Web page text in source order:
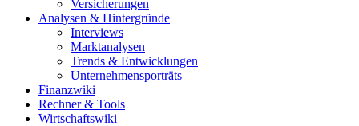
Versicherungen
Analysen & Hintergründe
Interviews
Marktanalysen
Trends & Entwicklungen
Unternehmensporträts
Finanzwiki
Rechner & Tools
Wirtschaftswiki